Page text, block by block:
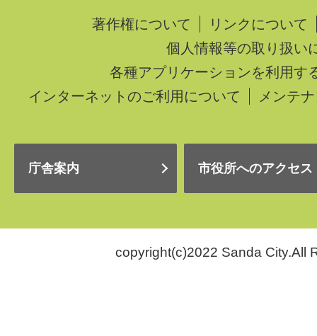
著作権について
リンクについて
個人情報等の取り扱い
各種アプリケーションを利用す
インターネットのご利用について
メンテ
庁舎案内 市役所へのアクセス
copyright(c)2022 Sanda City.All